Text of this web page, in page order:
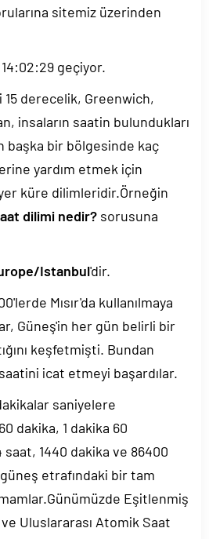
sitemiz üzerinden
14:02:29 geçiyor.
derecelik, Greenwich,
insaların saatin bulundukları
başka bir bölgesinde kaç
yardım etmek için
küre dilimleridir.Örneğin
dilimi nedir? sorusuna
Istanbul'dir.
Mısır'da kullanılmaya
Güneş'in her gün belirli bir
keşfetmişti. Bundan
icat etmeyi başardılar.
saniyelere
dakika, 1 dakika 60
1440 dakika ve 86400
etrafındaki bir tam
Eşitlenmiş
ve Uluslararası Atomik Saat